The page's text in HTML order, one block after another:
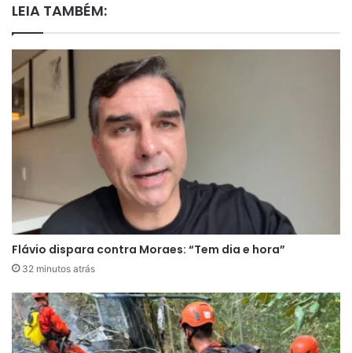
A medida foi tomada depois de um pedido da
Procuradoria-Geral da República (PGR), que
LEIA TAMBÉM:
Flávio dispara contra Moraes: “Tem dia e hora”
32 minutos atrás